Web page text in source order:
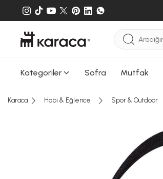
Kategoriler Sofra Mutfak
Karaca Hobi & Eğlence Spor & Outdoor